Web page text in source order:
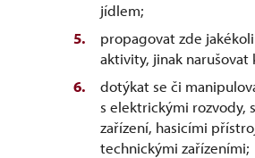
jídlem;
propagovat zde
aktivity, jinak narušovat
dotýkat se či
s elektrickými rozvody,
zařízení, hasicími
technickými zařízeními;